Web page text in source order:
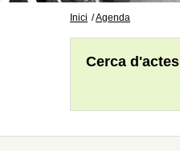
Inici Agenda
Cerca d'actes